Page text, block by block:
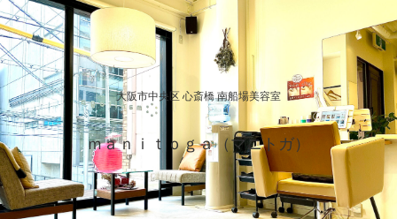
大阪市中央区 心斎橋 南船場美容室
ｍａｎｉｔｏｇａ（マニトガ）